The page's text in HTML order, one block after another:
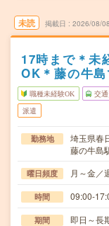
未読 掲載日 2026/08/08
17時まで＊未
OK＊藤の牛
職種未経験OK 交
派遣
勤務地
埼玉県春
藤の牛島
曜日頻度 月～金／
時間 09:00-
期間 即日～長